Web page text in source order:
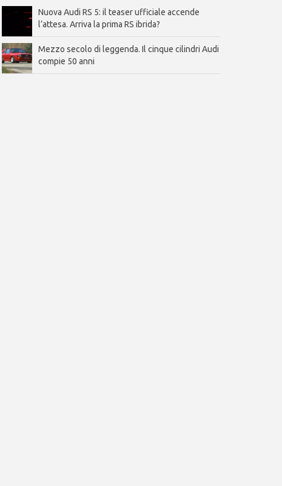
Nuova Audi RS 5: il teaser ufficiale accende
l’attesa. Arriva la prima RS ibrida?
Mezzo secolo di leggenda. Il cinque cilindri Audi
compie 50 anni